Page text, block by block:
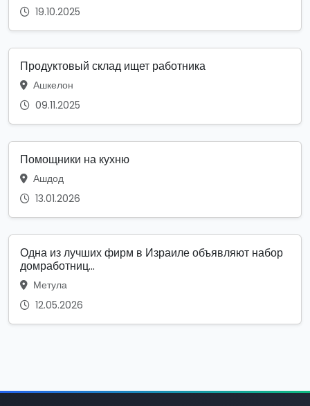
19.10.2025
Продуктовый склад ищет работника
Ашкелон
09.11.2025
Помощники на кухню
Ашдод
13.01.2026
Одна из лучших фирм в Израиле объявляют набор
домработниц...
Метула
12.05.2026